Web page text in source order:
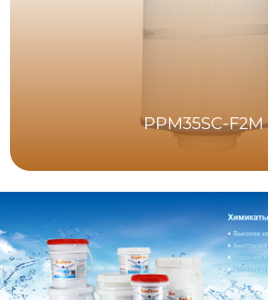
PPM35SC-F2M